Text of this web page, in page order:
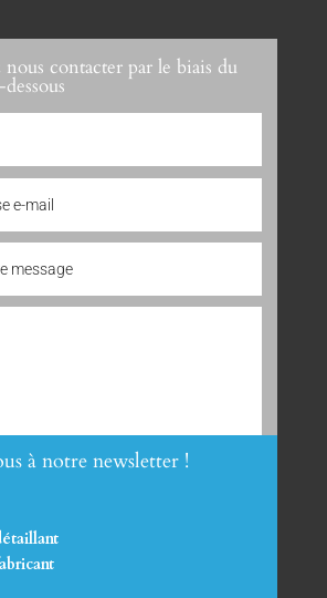
contacter par le biais du
à notre newsletter !